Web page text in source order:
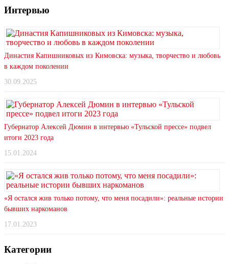
Интервью
Династия Капишниковых из Кимовска: музыка, творчество и любовь
в каждом поколении
30.09.2025
Губернатор Алексей Дюмин в интервью «Тульской прессе» подвел
итоги 2023 года
15.01.2024
«Я остался жив только потому, что меня посадили»: реальные истории
бывших наркоманов
17.01.2023
Категории